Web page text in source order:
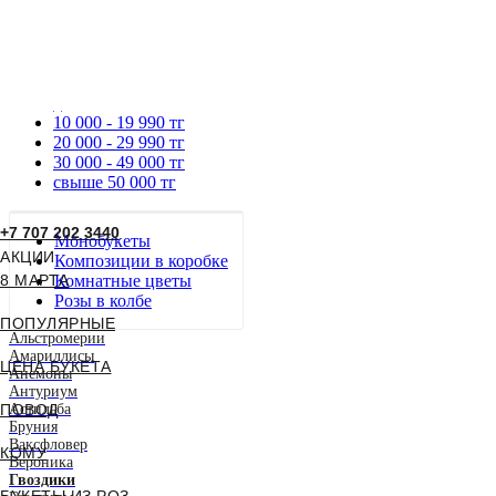
+7 707 202 3440
АКЦИИ
8 МАРТА
ПОПУЛЯРНЫЕ
ЦЕНА БУКЕТА
ПОВОД
КОМУ
10 000 - 19 990 тг
20 000 - 29 990 тг
30 000 - 49 000 тг
свыше 50 000 тг
Монобукеты
Композиции в коробке
Комнатные цветы
Розы в колбе
Альстромерии
Амариллисы
Анемоны
Антуриум
Астильба
Бруния
Ваксфловер
Вероника
Гвоздики